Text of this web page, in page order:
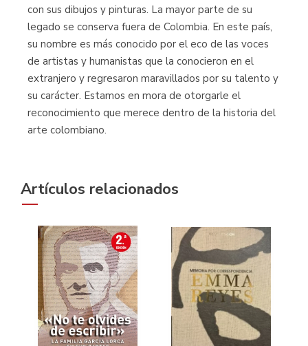
con sus dibujos y pinturas. La mayor parte de su
legado se conserva fuera de Colombia. En este país,
su nombre es más conocido por el eco de las voces
de artistas y humanistas que la conocieron en el
extranjero y regresaron maravillados por su talento y
su carácter. Estamos en mora de otorgarle el
reconocimiento que merece dentro de la historia del
arte colombiano.
Artículos relacionados